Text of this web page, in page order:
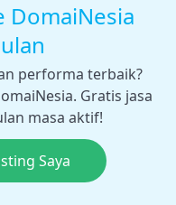
DomaiNesia
performa terbaik?
Gratis jasa
masa aktif!
Saya